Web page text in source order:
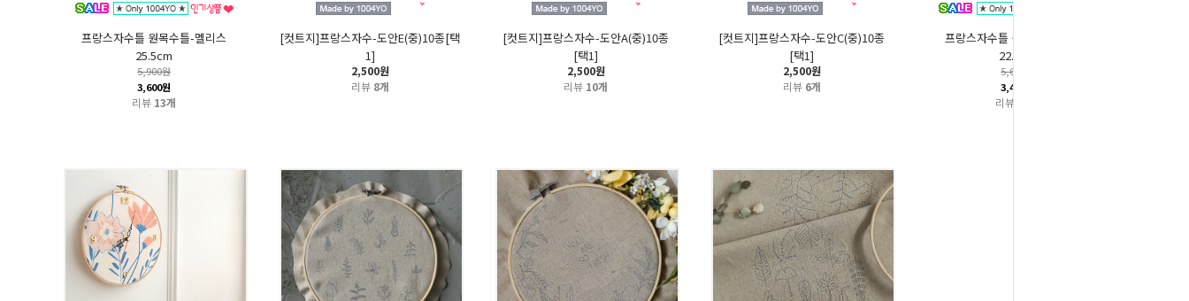
프랑스자수틀 원목수틀-멜리스
25.5cm
5,900원
3,600원
리뷰 13개
[컷트지]프랑스자수-도안E(중)10종[택
1]
2,500원
리뷰 8개
[컷트지]프랑스자수-도안A(중)10종
[택1]
2,500원
리뷰 10개
[컷트지]프랑스자수-도안C(중)10종
[택1]
2,500원
리뷰 6개
프랑스자수틀 원목수틀-멜리스
22.5cm
5,600원
3,400원
리뷰